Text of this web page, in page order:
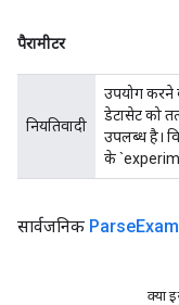
पैरामीटर
नियतिवादी
उपयोग करने
डेटासेट को
उपलब्ध है।
के
सार्वजनिक Parse
क्या